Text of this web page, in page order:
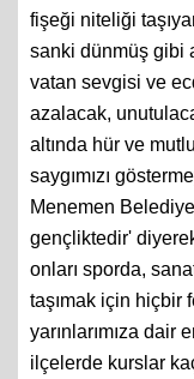
fişeği niteliği
sanki dünmüş gibi
vatan sevgisi ve
azalacak,
altında hür ve
saygımızı
Menemen
gençliktedir'
onları sporda,
taşımak için hiçbir
yarınlarımıza dair
ilçelerde kurslar